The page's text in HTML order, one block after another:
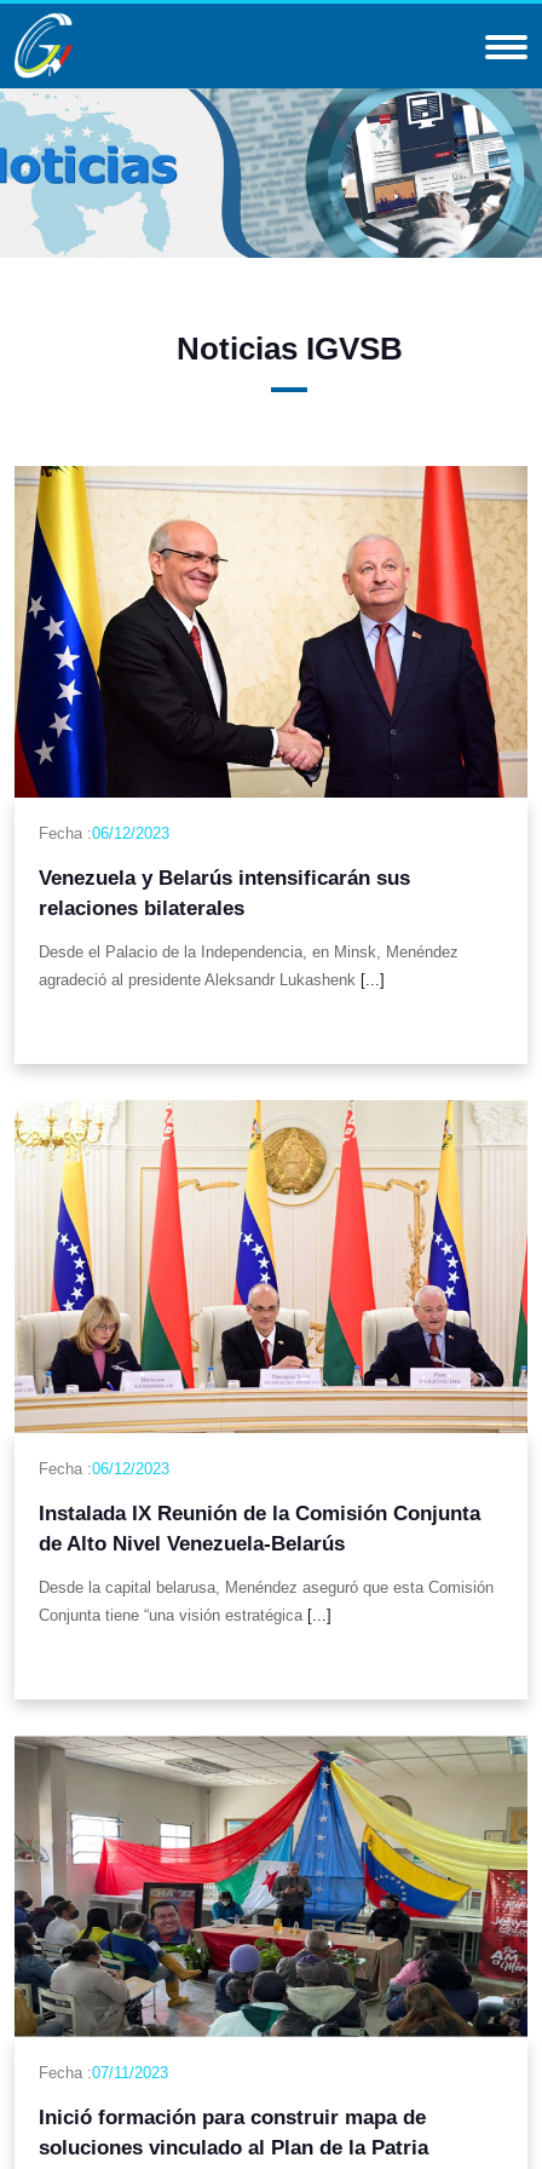
Noticias IGVSB
Fecha :06/12/2023
Venezuela y Belarús intensificarán sus
relaciones bilaterales
Desde el Palacio de la Independencia, en Minsk, Menéndez
agradeció al presidente Aleksandr Lukashenk [...]
Fecha :06/12/2023
Instalada IX Reunión de la Comisión Conjunta
de Alto Nivel Venezuela-Belarús
Desde la capital belarusa, Menéndez aseguró que esta Comisión
Conjunta tiene “una visión estratégica [...]
Fecha :07/11/2023
Inició formación para construir mapa de
soluciones vinculado al Plan de la Patria